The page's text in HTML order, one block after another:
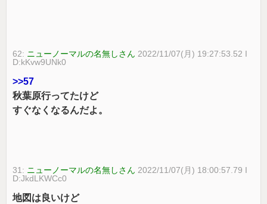
62: ニューノーマルの名無しさん 2022/11/07(月) 19:27:53.52 I
D:kKvw9UNk0
>>57
秋葉原行ってたけど
すぐなくなるんだよ。
31: ニューノーマルの名無しさん 2022/11/07(月) 18:00:57.79 I
D:JkdLKWCc0
地図は良いけど